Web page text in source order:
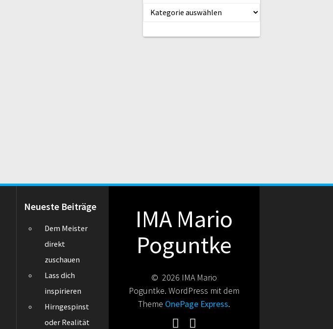
Kategorien
Neueste Beiträge
Dem Meister
direkt
zuschauen
Lass dich
inspirieren
Hirngespinst
oder Realität
IMA Mario
Poguntke
© 2026 IMA Mario
Poguntke. WordPress mit dem
Theme OnePage Express.